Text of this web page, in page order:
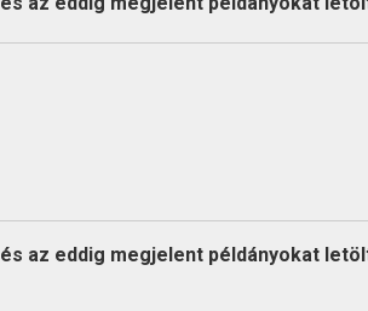
az eddig megjelent példányokat